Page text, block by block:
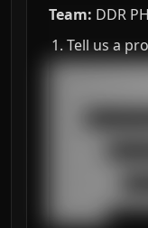
Team: DDR
Tell us a
████████